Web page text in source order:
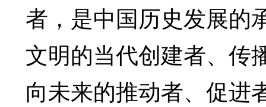
者，是中国历史发展的
文明的当代创建者、传
向未来的推动者、促进